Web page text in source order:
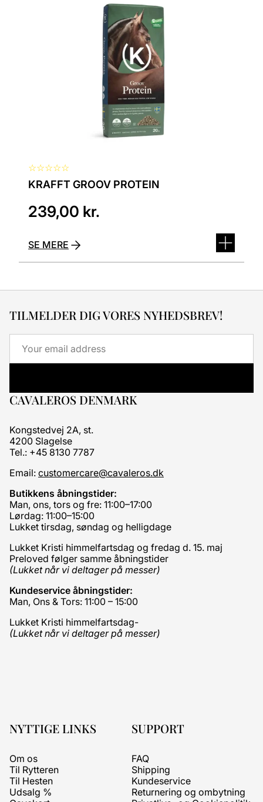
☆☆☆☆☆
KRAFFT GROOV PROTEIN
239,00 kr.
SE MERE
TILMELDER DIG VORES NYHEDSBREV!
Email
CAVALEROS DENMARK
Kongstedvej 2A, st.
4200 Slagelse
Tel.: +45 8130 7787
Email: customercare@cavaleros.dk
Butikkens åbningstider:
Man, ons, tors og fre: 11:00–17:00
Lørdag: 11:00–15:00
Lukket tirsdag, søndag og helligdage
Lukket Kristi himmelfartsdag og fredag d. 15. maj
Preloved følger samme åbningstider
(Lukket når vi deltager på messer)
Kundeservice åbningstider:
Man, Ons & Tors: 11:00 – 15:00
Lukket Kristi himmelfartsdag-
(Lukket når vi deltager på messer)
NYTTIGE LINKS
Om os
Til Rytteren
Til Hesten
Udsalg %
SUPPORT
FAQ
Shipping
Kundeservice
Returnering og ombytning